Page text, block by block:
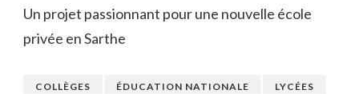
Un projet passionnant pour une nouvelle école
privée en Sarthe
COLLÈGES ÉDUCATION NATIONALE LYCÉES